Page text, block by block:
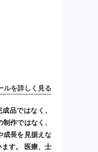
ルを詳しく見る
品ではなく、
作ではなく、
成長を見据えな
す。 医療、士